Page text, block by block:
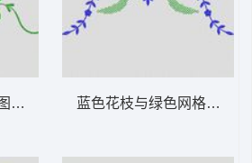
案 植物花型蓝色花枝与绿色网格装饰